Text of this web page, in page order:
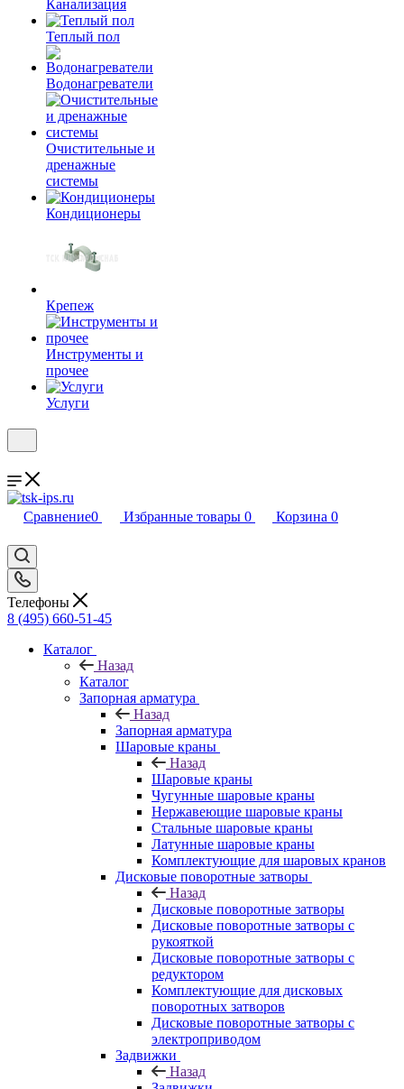
Канализация
Теплый пол
Водонагреватели
Очистительные и
дренажные
системы
Кондиционеры
Крепеж
Инструменты и
прочее
Услуги
Сравнение0 Избранные товары 0 Корзина 0
Телефоны
8 (495) 660-51-45
Каталог
Назад
Каталог
Запорная арматура
Назад
Запорная арматура
Шаровые краны
Назад
Шаровые краны
Чугунные шаровые краны
Нержавеющие шаровые краны
Стальные шаровые краны
Латунные шаровые краны
Комплектующие для шаровых кранов
Дисковые поворотные затворы
Назад
Дисковые поворотные затворы
Дисковые поворотные затворы с
рукояткой
Дисковые поворотные затворы с
редуктором
Комплектующие для дисковых
поворотных затворов
Дисковые поворотные затворы с
электроприводом
Задвижки
Назад